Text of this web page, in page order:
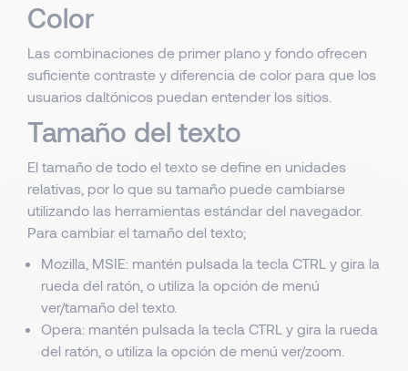
Color
Las combinaciones de primer plano y fondo ofrecen
suficiente contraste y diferencia de color para que los
usuarios daltónicos puedan entender los sitios.
Tamaño del texto
El tamaño de todo el texto se define en unidades
relativas, por lo que su tamaño puede cambiarse
utilizando las herramientas estándar del navegador.
Para cambiar el tamaño del texto;
Mozilla, MSIE: mantén pulsada la tecla CTRL y gira la
rueda del ratón, o utiliza la opción de menú
ver/tamaño del texto.
Opera: mantén pulsada la tecla CTRL y gira la rueda
del ratón, o utiliza la opción de menú ver/zoom.